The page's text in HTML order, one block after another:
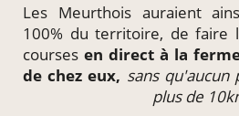
Les Meurthois auraient
100% du territoire, de faire
courses en direct à la
de chez eux, sans qu'aucun
plus de